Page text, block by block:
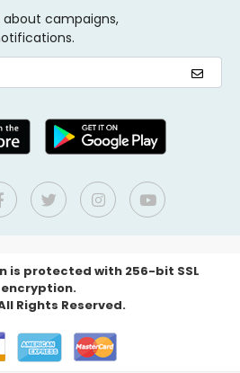
campaigns,
is protected with 256-bit SSL
encryption.
Rights Reserved.